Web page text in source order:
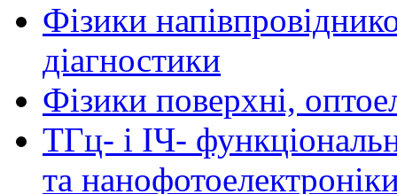
Фізики
діагностики
Фізики поверхні,
ТГц- і ІЧ-
та